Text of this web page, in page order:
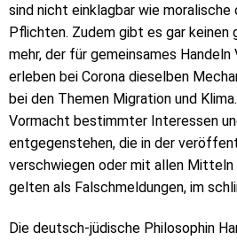
sind nicht einklagbar wie
Pflichten. Zudem gibt es gar keinen
mehr, der für gemeinsames
erleben bei Corona dieselben
bei den Themen Migration und
Vormacht bestimmter Interessen
entgegenstehen, die in der
verschwiegen oder mit allen
gelten als Falschmeldungen, im
Die deutsch-jüdische Philosophin